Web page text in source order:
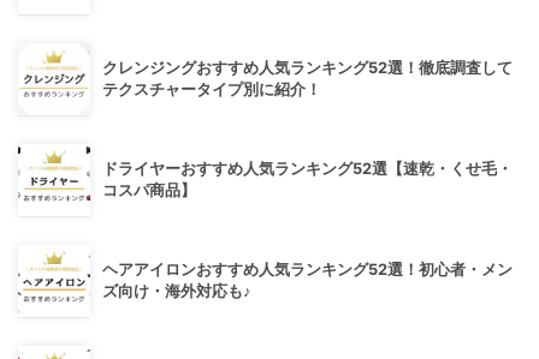
クレンジングおすすめ人気ランキング52選！徹底調査して
テクスチャータイプ別に紹介！
ドライヤーおすすめ人気ランキング52選【速乾・くせ毛・
コスパ商品】
ヘアアイロンおすすめ人気ランキング52選！初心者・メン
ズ向け・海外対応も♪